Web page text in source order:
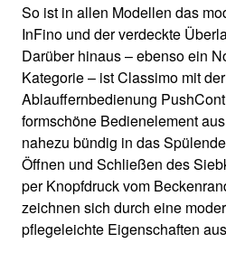
So ist in allen Modellen das
InFino und der verdeckte
Darüber hinaus – ebenso ein
Kategorie – ist Classimo mit
Ablauffernbedienung
formschöne Bedienelement
nahezu bündig in das
Öffnen und Schließen des
per Knopfdruck vom
zeichnen sich durch eine
pflegeleichte Eigenschaften